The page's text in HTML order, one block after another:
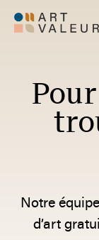
Notre
d’art